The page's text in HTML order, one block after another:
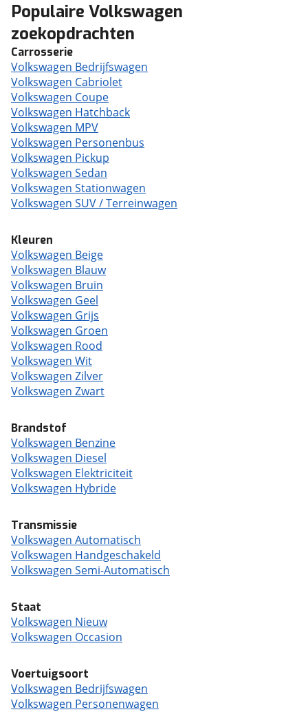
Populaire Volkswagen
zoekopdrachten
Carrosserie
Volkswagen Bedrijfswagen
Volkswagen Cabriolet
Volkswagen Coupe
Volkswagen Hatchback
Volkswagen MPV
Volkswagen Personenbus
Volkswagen Pickup
Volkswagen Sedan
Volkswagen Stationwagen
Volkswagen SUV / Terreinwagen
Kleuren
Volkswagen Beige
Volkswagen Blauw
Volkswagen Bruin
Volkswagen Geel
Volkswagen Grijs
Volkswagen Groen
Volkswagen Rood
Volkswagen Wit
Volkswagen Zilver
Volkswagen Zwart
Brandstof
Volkswagen Benzine
Volkswagen Diesel
Volkswagen Elektriciteit
Volkswagen Hybride
Transmissie
Volkswagen Automatisch
Volkswagen Handgeschakeld
Volkswagen Semi-Automatisch
Staat
Volkswagen Nieuw
Volkswagen Occasion
Voertuigsoort
Volkswagen Bedrijfswagen
Volkswagen Personenwagen